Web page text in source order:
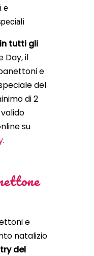
tutti gli
Day, il
e
del
di 2
su
.
e
natalizio
del